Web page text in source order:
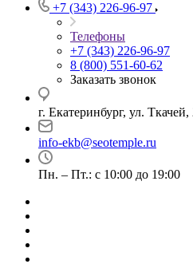
+7 (343) 226-96-97
Телефоны
+7 (343) 226-96-97
8 (800) 551-60-62
Заказать звонок
г. Екатеринбург, ул.
info-ekb@seotemple.ru
Пн. – Пт.: с 10:00 до 19:00